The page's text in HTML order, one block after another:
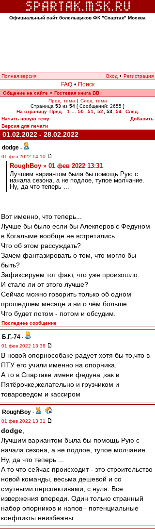
Официальный сайт болельщиков ФК "Спартак" Москва
Полная версия Вход • Регистрация
FAQ • Поиск
Общение на сайте » Гостевая книга ВВ
Пред. тема | След. тема
Страница 53 из 54 [ Сообщений: 2655 ]
На страницу Пред. 1 50 51 52 53, 54
След.
Начать новую тему
Добавить
Версия для печати
01.02.2022 - 28.02.2022
dodge -
01 фев 2022 14:10
RoughBoy » 01 фев 2022 13:31
Лучшим вариантом была бы помощь Рую с
начала сезона, а не подлое, тупое молчание.
Ну, да что теперь ...
Вот именно, что теперь...
Лучше бы было если бы Алекперов с Федуном
в Когалыме вообще не встретились.
Что об этом рассуждать?
Зачем фантазировать о том, что могло бы
быть?
Зафиксируем тот факт, что уже произошло.
И стало ли от этого лучше?
Сейчас можно говорить только об одном
прошедшем месяце и ни о чём больше.
Что будет потом - потом и обсудим.
Последнее сообщение
Б.Г.-74 -
01 фев 2022 13:38
В новой опорнособаке радует хотя бы то,что в
ПТУ его учили именно на опорника.
А то в Спартаке имени федуна ,как в
Пятёрочке,желательно и грузчиком и
товароведом и кассиром
RoughBoy -
01 фев 2022 13:31
dodge
Лучшим вариантом была бы помощь Рую с
начала сезона, а не подлое, тупое молчание.
Ну, да что теперь ...
А то что сейчас происходит - это строительство
новой команды, весьма дешевой и со
смутными перспективами, с нуля. Все
извержения впереди. Один только странный
набор опорников и напов - потенциальные
конфликты неизбежны.